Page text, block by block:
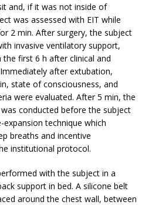
and, if it was not inside of
was assessed with EIT while
2 min. After surgery, the subject
invasive ventilatory support,
first 6 h after clinical and
after extubation,
state of consciousness, and
were evaluated. After 5 min, the
conducted before the subject
technique which
breaths and incentive
institutional protocol.
with the subject in a
support in bed. A silicone belt
around the chest wall, between